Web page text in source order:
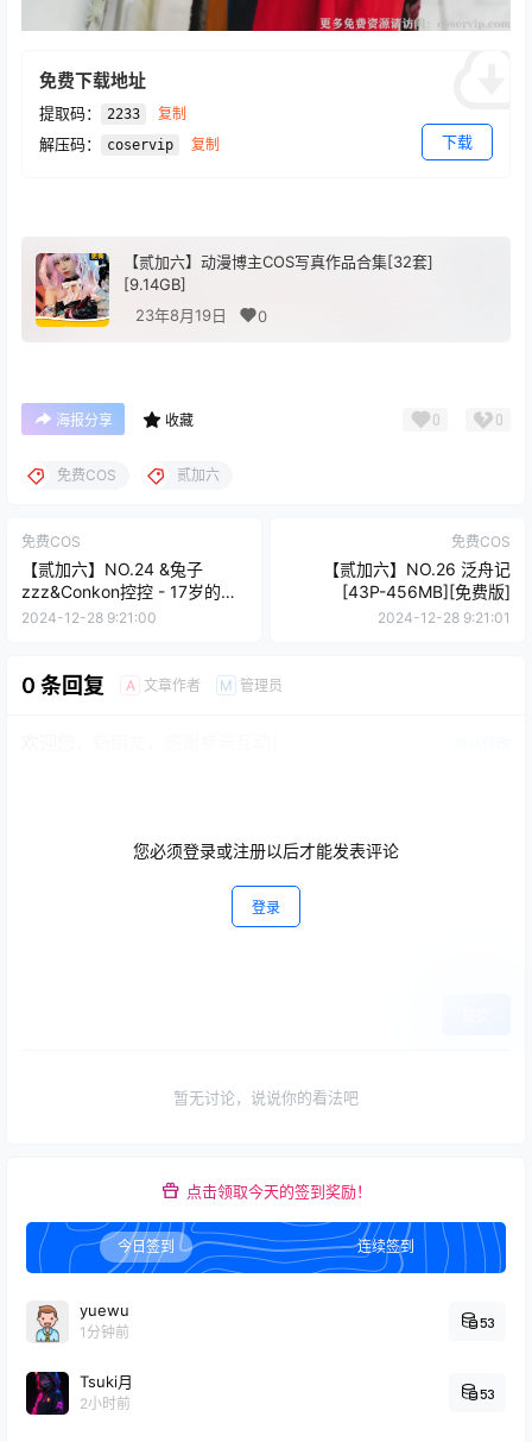
免费下载地址
提取码： 2233 复制
解压码： coservip 复制 下载
【贰加六】动漫博主COS写真作品合集[32套]
[9.14GB]
23年8月19日
0
海报分享 收藏 0 0
免费COS 贰加六
免费COS
【贰加六】NO.24 &兔子
zzz&Conkon控控 - 17岁的夏
天[36P-278M][免费版]
2024-12-28 9:21:00
免费COS
【贰加六】NO.26 泛舟记
[43P-456MB][免费版]
2024-12-28 9:21:01
0 条回复 A 文章作者 M 管理员
您必须登录或注册以后才能发表评论
登录
暂无讨论，说说你的看法吧
点击领取今天的签到奖励！
今日签到 连续签到
yuewu
1分钟前
53
Tsuki月
2小时前
53